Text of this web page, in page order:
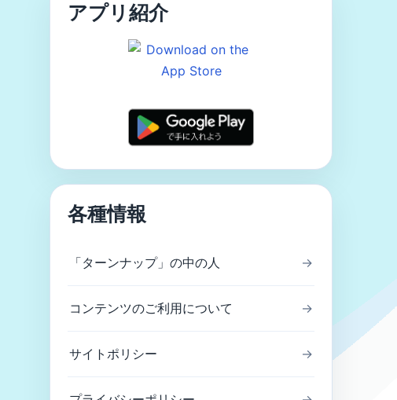
アプリ紹介
各種情報
「ターンナップ」の中の人 →
コンテンツのご利用について →
サイトポリシー →